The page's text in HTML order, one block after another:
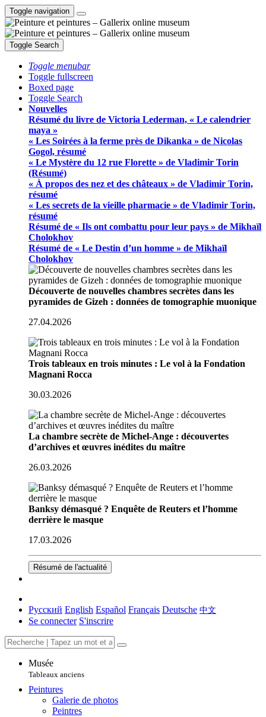
Toggle navigation
Toggle Search
Toggle menubar
Toggle fullscreen
Boxed page
Toggle Search
Nouvelles
Résumé du livre de Victoria Lederman, « Le calendrier
maya »
« Les Soirées à la ferme près de Dikanka » de Nicolas
Gogol, résumé
« Le Mystère du 12 rue Florette » de Vladimir Torin
(Résumé)
« À propos des nez et des châteaux » de Vladimir Torin,
résumé
« Les secrets de la vieille pharmacie » de Vladimir Torin,
résumé
Résumé de « Ils ont combattu pour leur pays » de Mikhaïl
Cholokhov
Résumé de « Le Destin d’un homme » de Mikhaïl
Cholokhov
Découverte de nouvelles chambres secrètes dans les
pyramides de Gizeh : données de tomographie muonique
27.04.2026
Trois tableaux en trois minutes : Le vol à la Fondation
Magnani Rocca
30.03.2026
La chambre secrète de Michel-Ange : découvertes
d’archives et œuvres inédites du maître
26.03.2026
Banksy démasqué ? Enquête de Reuters et l’homme
derrière le masque
17.03.2026
Résumé de l'actualité
Русский English Español Français Deutsche 中文
Se connecter S'inscrire
Musée
Tableaux anciens
Peintures
Galerie de photos
Peintres